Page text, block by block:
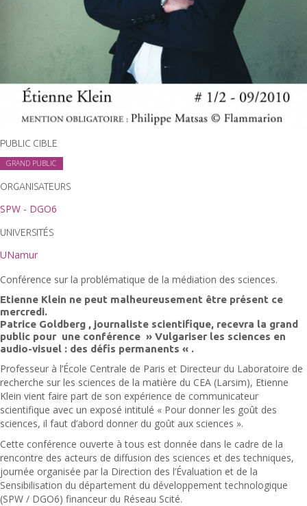
PUBLIC CIBLE
GRAND PUBLIC
ORGANISATEURS
SPW - DGO6
UNIVERSITÉS
UNamur
Conférence sur la problématique de la médiation des sciences.
Etienne Klein ne peut malheureusement être présent ce
mercredi.
Patrice Goldberg , journaliste scientifique, recevra la grand
public pour une conférence » Vulgariser les sciences en
audio-visuel : des défis permanents « .
Professeur à l’École Centrale de Paris et Directeur du Laboratoire de
recherche sur les sciences de la matière du CEA (Larsim), Etienne
Klein vient faire part de son expérience de communicateur
scientifique avec un exposé intitulé « Pour donner les goût des
sciences, il faut d’abord donner du goût aux sciences ».
Cette conférence ouverte à tous est donnée dans le cadre de la
rencontre des acteurs de diffusion des sciences et des techniques,
journée organisée par la Direction des l’Évaluation et de la
Sensibilisation du département du développement technologique
(SPW / DGO6) financeur du Réseau Scité.